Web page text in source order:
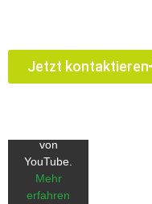
Jetzt kontaktieren
Laden des
von
YouTube.
Mehr
erfahren